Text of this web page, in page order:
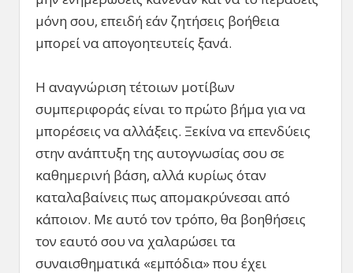
μόνη σου, επειδή εάν ζητήσεις βοήθεια
μπορεί να απογοητευτείς ξανά.
Η αναγνώριση τέτοιων μοτίβων
συμπεριφοράς είναι το πρώτο βήμα για να
μπορέσεις να αλλάξεις. Ξεκίνα να επενδύεις
στην ανάπτυξη της αυτογνωσίας σου σε
καθημερινή βάση, αλλά κυρίως όταν
καταλαβαίνεις πως απομακρύνεσαι από
κάποιον. Με αυτό τον τρόπο, θα βοηθήσεις
τον εαυτό σου να χαλαρώσει τα
συναισθηματικά «εμπόδια» που έχει